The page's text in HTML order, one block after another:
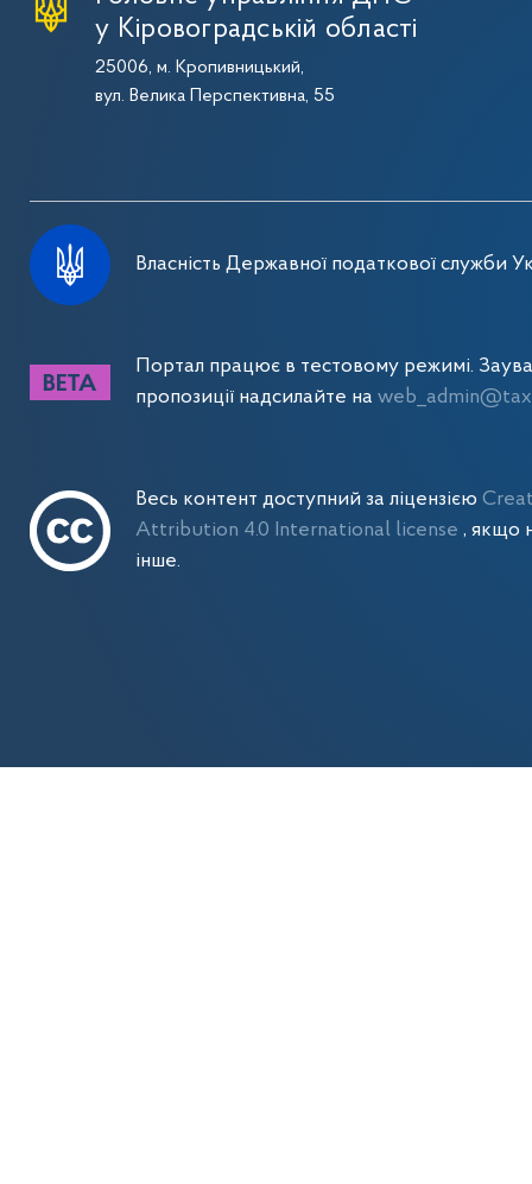
у Кіровоградській області
25006, м. Кропивницький,
вул. Велика Перспективна, 55
Власність Державної податкової служби
Портал працює в тестовому режимі.
пропозиції надсилайте на
Весь контент доступний за ліцензією
Attribution 4.0 International license, якщо
інше.